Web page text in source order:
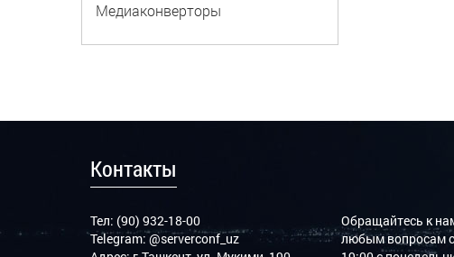
Медиаконверторы
Контакты
Тел: (90) 932-18-00
Telegram:@serverconf_uz
Обращайтесь к
любым вопросам